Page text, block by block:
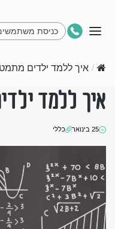
כניסת
/ איך ללמד ילדים
איך ללמד
כללי 25 בינואר